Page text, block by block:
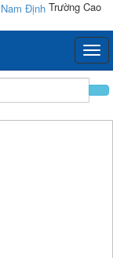
Trường Cao